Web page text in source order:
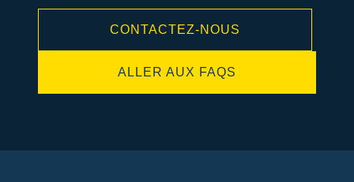
CONTACTEZ-NOUS
ALLER AUX FAQS